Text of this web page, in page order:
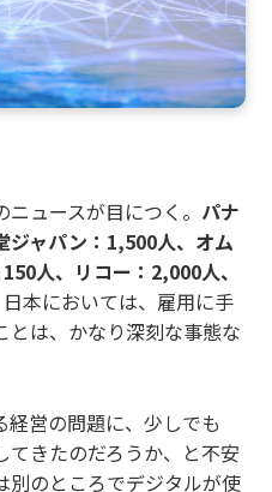
ュースが目につく。 パナ
ジャパン：1,500人、オム
人、リコー：2,000人、
日本においては、雇用に手
とは、かなり深刻な事態な
営の問題に、少しでも
てきたのだろうか、と不安
別のところでデジタルが使